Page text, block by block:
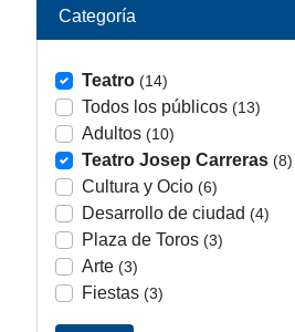
Categoría
Teatro (14)
Todos los públicos (13)
Adultos (10)
Teatro Josep Carreras (8)
Cultura y Ocio (6)
Desarrollo de ciudad (4)
Plaza de Toros (3)
Arte (3)
Fiestas (3)